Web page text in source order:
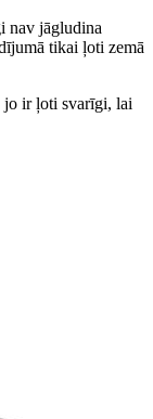
nav jāgludina
tikai ļoti zemā
jo ir ļoti svarīgi, lai